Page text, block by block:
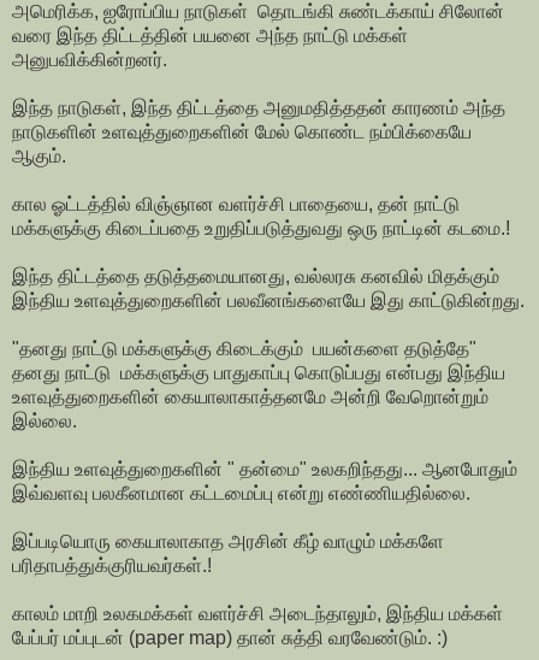
அமெரிக்க, ஐரோப்பிய நாடுகள் தொடங்கி சுண்டக்காய் சிலோன்
வரை இந்த திட்டத்தின் பயனை அந்த நாட்டு மக்கள்
அனுபவிக்கின்றனர்.
இந்த நாடுகள், இந்த திட்டத்தை அனுமதித்ததன் காரணம் அந்த
நாடுகளின் உளவுத்துறைகளின் மேல் கொண்ட நம்பிக்கையே
ஆகும்.
கால ஓட்டத்தில் விஞ்ஞான வளர்ச்சி பாதையை, தன் நாட்டு
மக்களுக்கு கிடைப்பதை உறுதிப்படுத்துவது ஒரு நாட்டின் கடமை.!
இந்த திட்டத்தை தடுத்தமையானது, வல்லரசு கனவில் மிதக்கும்
இந்திய உளவுத்துறைகளின் பலவீனங்களையே இது காட்டுகின்றது.
"தனது நாட்டு மக்களுக்கு கிடைக்கும் பயன்களை தடுத்தே"
தனது நாட்டு மக்களுக்கு பாதுகாப்பு கொடுப்பது என்பது இந்திய
உளவுத்துறைகளின் கையாலாகாத்தனமே அன்றி வேறொன்றும்
இல்லை.
இந்திய உளவுத்துறைகளின் " தன்மை" உலகறிந்தது... ஆனபோதும்
இவ்வளவு பலகீனமான கட்டமைப்பு என்று எண்ணியதில்லை.
இப்படியொரு கையாலாகாத அரசின் கீழ் வாழும் மக்களே
பரிதாபத்துக்குரியவர்கள்.!
காலம் மாறி உலகமக்கள் வளர்ச்சி அடைந்தாலும், இந்திய மக்கள்
பேப்பர் மப்புடன் (paper map) தான் சுத்தி வரவேண்டும். :)